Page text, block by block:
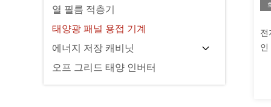
열 필름 적층기
태양광 패널 용접 기계
에너지 저장 캐비닛
오프 그리드 태양 인버터
전
인